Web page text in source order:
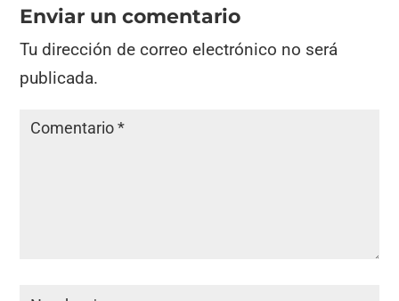
Enviar un comentario
Tu dirección de correo electrónico no será
publicada.